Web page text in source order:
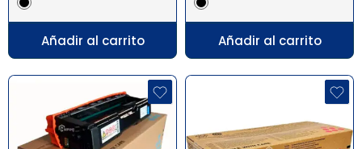
Añadir al carrito Añadir al carrito